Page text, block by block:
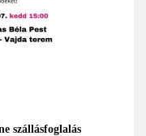
szállásfoglalás